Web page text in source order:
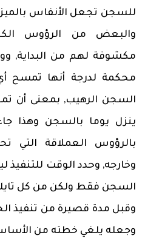
للسجن تجعل الأنفاس
والبعض من الرؤوس
مكشوفة لهم من البداية,
محكمة لدرجة أنها تمسح
السجن الرهيب, بمعنى أن
ينزل يوما بالسجن وهذا
بالرؤوس العملاقة التي
وخارجه, وحدد الوقت للتنفيذ
السجن فقط ولكن من كل
وقبل مدة قصيرة من تنفيذ
وجعله يلغي خطته من